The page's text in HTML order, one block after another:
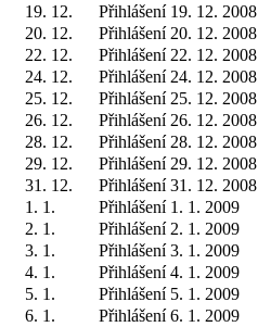
19. 12.
Přihlášení 19. 12. 2008
20. 12.
Přihlášení 20. 12. 2008
22. 12.
Přihlášení 22. 12. 2008
24. 12.
Přihlášení 24. 12. 2008
25. 12.
Přihlášení 25. 12. 2008
26. 12.
Přihlášení 26. 12. 2008
28. 12.
Přihlášení 28. 12. 2008
29. 12.
Přihlášení 29. 12. 2008
31. 12.
Přihlášení 31. 12. 2008
1. 1.
Přihlášení 1. 1. 2009
2. 1.
Přihlášení 2. 1. 2009
3. 1.
Přihlášení 3. 1. 2009
4. 1.
Přihlášení 4. 1. 2009
5. 1.
Přihlášení 5. 1. 2009
6. 1.
Přihlášení 6. 1. 2009